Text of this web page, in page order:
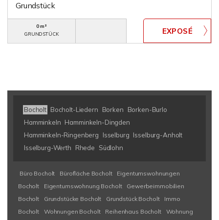
Grundstück
0 m²
GRUNDSTÜCK
Bocholt Bocholt-Liedern Borken
Borken-Burlo
Hamminkeln Hamminkeln-Dingden
Hamminkeln-Ringenberg
Isselburg Isselburg-Anholt
Isselburg-Werth
Rhede Südlohn
Büro Bocholt Bürofläche Bocholt
Eigentumswohnungen
Bocholt
Eigentumswohnung Bocholt
Gewerbeimmobilien
Bocholt
Grundstücke Bocholt Grundstück Bocholt
Immo
Bocholt
Wohnungen Bocholt Reihenhaus Bocholt
Wohnung